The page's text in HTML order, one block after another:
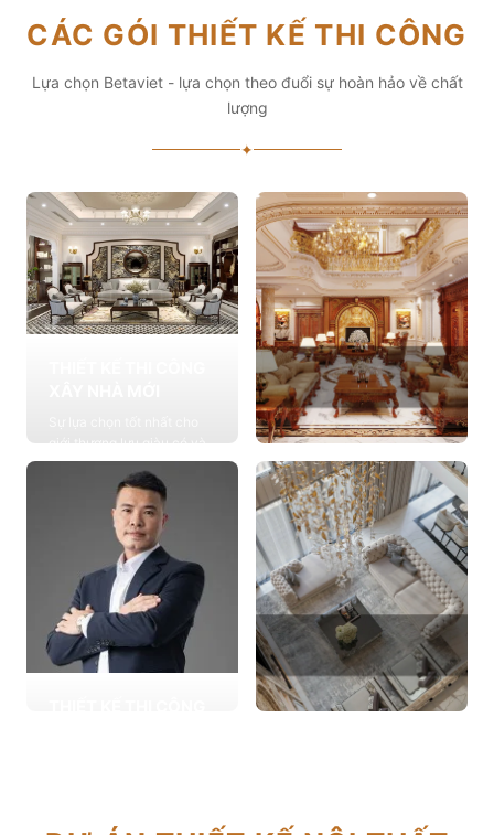
CÁC GÓI THIẾT KẾ THI CÔNG
Lựa chọn Betaviet - lựa chọn theo đuổi sự hoàn hảo về chất
lượng
✦
giới thượng lưu giàu có và
đẳng cấp, cung cấp các
giải pháp thiết kế chuyên
Xem chi tiết
THIẾT KẾ THI CÔNG
NỘI THẤT
Cung cấp các giải pháp
theo phong cách sống với
thiết kế nội thất thông minh
mang tính thẩm mỹ cao
Xem chi tiết
lựa chọn từ các gia đình